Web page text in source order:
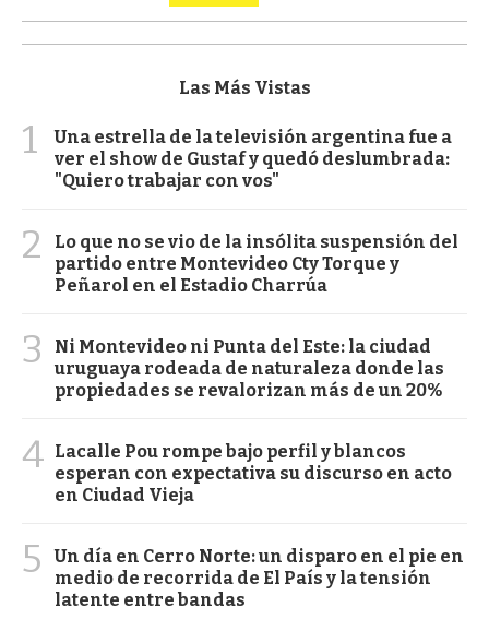
Las Más Vistas
1
Una estrella de la televisión argentina fue a
ver el show de Gustaf y quedó deslumbrada:
"Quiero trabajar con vos"
2
Lo que no se vio de la insólita suspensión del
partido entre Montevideo Cty Torque y
Peñarol en el Estadio Charrúa
3
Ni Montevideo ni Punta del Este: la ciudad
uruguaya rodeada de naturaleza donde las
propiedades se revalorizan más de un 20%
4 Lacalle Pou rompe bajo perfil y blancos
esperan con expectativa su discurso en acto
en Ciudad Vieja
5
Un día en Cerro Norte: un disparo en el pie en
medio de recorrida de El País y la tensión
latente entre bandas